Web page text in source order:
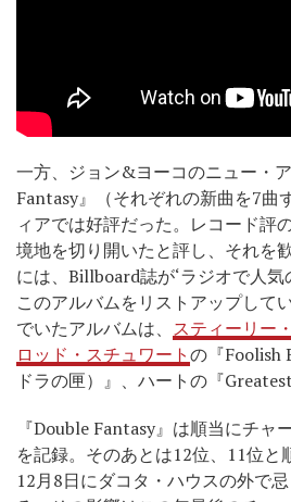
一方、ジョン&ヨーコのニュー・
Fantasy』（それぞれの新曲を7曲
ィアでは好評だった。レコード評
境地を切り開いたと評し、それを
には、Billboard誌が‘ラジオで人気
このアルバムをリストアップして
でいたアルバムは、 スティーリー
ロッド・スチュワートの『Foolish
ドラの匣）』、ハートの『
『Double Fantasy』は順当にチャ
を記録。そのあとは12位、11位と
12月8日にダコタ・ハウスの外で